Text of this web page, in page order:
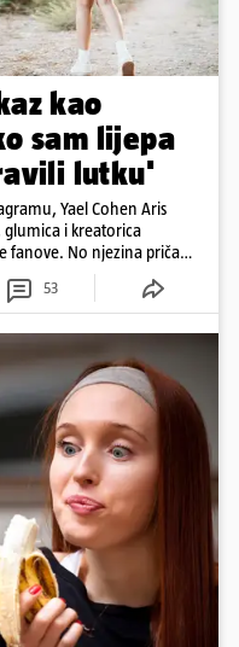
kao
sam lijepa
lutku'
Yael Cohen Aris
glumica i kreatorica
fanove. No njezina priča
izazovima
53